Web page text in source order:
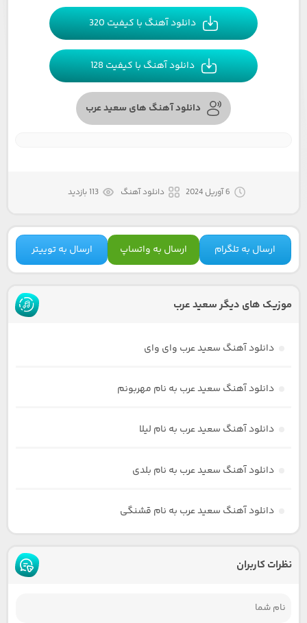
دانلود آهنگ با کیفیت 320
دانلود آهنگ با کیفیت 128
دانلود آهنگ های سعید عرب
6 آوریل 2024 دانلود آهنگ 113 بازدید
ارسال به تلگرام ارسال به واتساپ ارسال به توییتر
موزیک های دیگر سعید عرب
دانلود آهنگ سعید عرب وای وای
دانلود آهنگ سعید عرب به نام مهربونم
دانلود آهنگ سعید عرب به نام لیلا
دانلود آهنگ سعید عرب به نام بلدی
دانلود آهنگ سعید عرب به نام قشنگی
نظرات کاربران